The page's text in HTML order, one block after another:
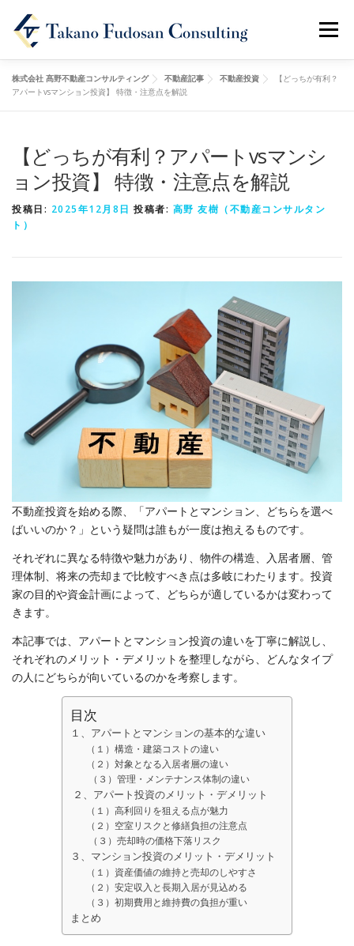
メニュ
ホーム 会社概要 事業内容
お問い合わせ
株式会社 髙野不動産コンサルティング 不動産記事 不動産投資
【どっちが有利？
アパートvsマンション投資】 特徴・注意点を解説
【どっちが有利？アパートvsマンシ
ョン投資】 特徴・注意点を解説
投稿日: 2025年12月8日 投稿者: 高野 友樹（不動産コンサルタン
ト）
不動産投資を始める際、「アパートとマンション、どちらを選べ
ばいいのか？」という疑問は誰もが一度は抱えるものです。
それぞれに異なる特徴や魅力があり、物件の構造、入居者層、管
理体制、将来の売却まで比較すべき点は多岐にわたります。投資
家の目的や資金計画によって、どちらが適しているかは変わって
きます。
本記事では、アパートとマンション投資の違いを丁寧に解説し、
それぞれのメリット・デメリットを整理しながら、どんなタイプ
の人にどちらが向いているのかを考察します。
目次
１、アパートとマンションの基本的な違い
（１）構造・建築コストの違い
（２）対象となる入居者層の違い
（３）管理・メンテナンス体制の違い
２、アパート投資のメリット・デメリット
（１）高利回りを狙える点が魅力
（２）空室リスクと修繕負担の注意点
（３）売却時の価格下落リスク
３、マンション投資のメリット・デメリット
（１）資産価値の維持と売却のしやすさ
（２）安定収入と長期入居が見込める
（３）初期費用と維持費の負担が重い
まとめ